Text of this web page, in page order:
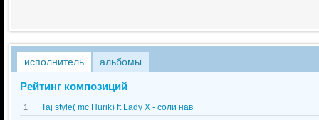
исполнитель альбомы
Рейтинг композиций
1 Taj style( mc Hurik) ft Lady X - соли нав